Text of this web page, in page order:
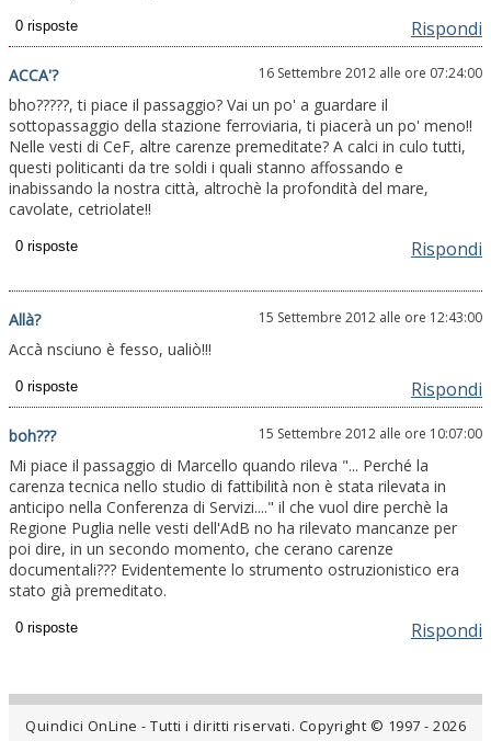
Rispondi
ACCA'? 16 Settembre 2012 alle ore 07:24:00
bho?????, ti piace il passaggio? Vai un po' a guardare il
sottopassaggio della stazione ferroviaria, ti piacerà un po' meno!!
Nelle vesti di CeF, altre carenze premeditate? A calci in culo tutti,
questi politicanti da tre soldi i quali stanno affossando e
inabissando la nostra città, altrochè la profondità del mare,
cavolate, cetriolate!!
Rispondi
Allà? 15 Settembre 2012 alle ore 12:43:00
Accà nsciuno è fesso, ualiò!!!
Rispondi
boh??? 15 Settembre 2012 alle ore 10:07:00
Mi piace il passaggio di Marcello quando rileva "... Perché la
carenza tecnica nello studio di fattibilità non è stata rilevata in
anticipo nella Conferenza di Servizi...." il che vuol dire perchè la
Regione Puglia nelle vesti dell'AdB no ha rilevato mancanze per
poi dire, in un secondo momento, che cerano carenze
documentali??? Evidentemente lo strumento ostruzionistico era
stato già premeditato.
Rispondi
Quindici OnLine - Tutti i diritti riservati. Copyright © 1997 - 2026